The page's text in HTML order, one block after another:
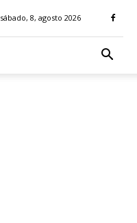
sábado, 8, agosto 2026